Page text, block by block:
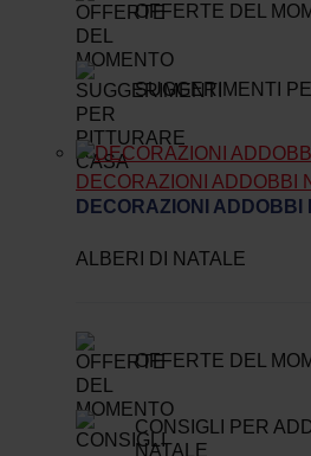
OFFERTE DEL
SUGGERIMENTI
DECORAZIONI ADDOBBI
DECORAZIONI ADDOBBI
ALBERI DI NATALE
OFFERTE DEL
CONSIGLI PER
NATALE